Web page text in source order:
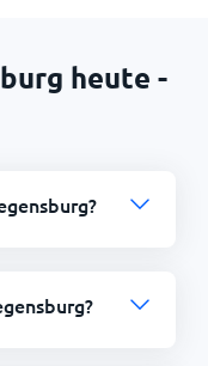
heute -